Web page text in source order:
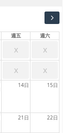
週五 週六
x
x
x x
14日 15日
21日 22日